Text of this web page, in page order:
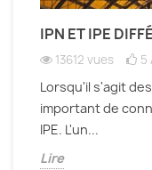
IPN ET IPE
13612 vues 5
Lorsqu'il s'agit
important de
IPE. L'un...
Lire